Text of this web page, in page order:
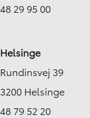
48 29 95 00
Helsinge
Rundinsvej 39
3200 Helsinge
48 79 52 20